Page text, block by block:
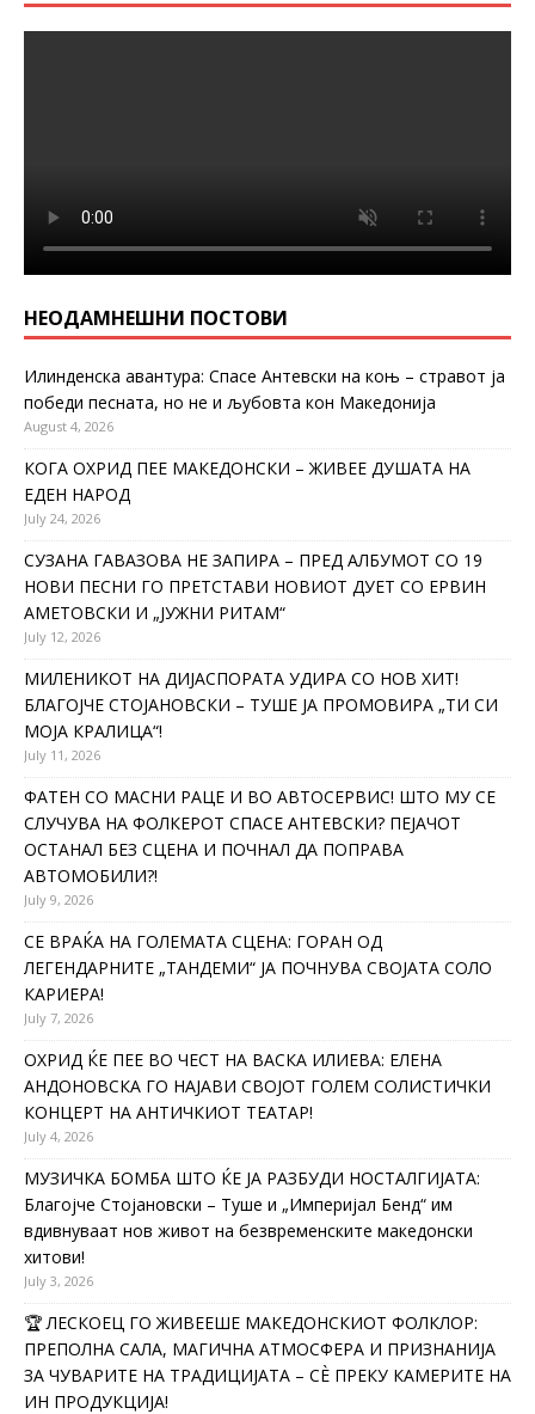
НЕОДАМНЕШНИ ПОСТОВИ
Илинденска авантура: Спасе Антевски на коњ – стравот ја
победи песната, но не и љубовта кон Македонија
August 4, 2026
КОГА ОХРИД ПЕЕ МАКЕДОНСКИ – ЖИВЕЕ ДУШАТА НА
ЕДЕН НАРОД
July 24, 2026
СУЗАНА ГАВАЗОВА НЕ ЗАПИРА – ПРЕД АЛБУМОТ СО 19
НОВИ ПЕСНИ ГО ПРЕТСТАВИ НОВИОТ ДУЕТ СО ЕРВИН
АМЕТОВСКИ И „ЈУЖНИ РИТАМ“
July 12, 2026
МИЛЕНИКОТ НА ДИЈАСПОРАТА УДИРА СО НОВ ХИТ!
БЛАГОЈЧЕ СТОЈАНОВСКИ – ТУШЕ ЈА ПРОМОВИРА „ТИ СИ
МОЈА КРАЛИЦА“!
July 11, 2026
ФАТЕН СО МАСНИ РАЦЕ И ВО АВТОСЕРВИС! ШТО МУ СЕ
СЛУЧУВА НА ФОЛКЕРОТ СПАСЕ АНТЕВСКИ? ПЕЈАЧОТ
ОСТАНАЛ БЕЗ СЦЕНА И ПОЧНАЛ ДА ПОПРАВА
АВТОМОБИЛИ?!
July 9, 2026
СЕ ВРАЌА НА ГОЛЕМАТА СЦЕНА: ГОРАН ОД
ЛЕГЕНДАРНИТЕ „ТАНДЕМИ“ ЈА ПОЧНУВА СВОЈАТА СОЛО
КАРИЕРА!
July 7, 2026
ОХРИД ЌЕ ПЕЕ ВО ЧЕСТ НА ВАСКА ИЛИЕВА: ЕЛЕНА
АНДОНОВСКА ГО НАЈАВИ СВОЈОТ ГОЛЕМ СОЛИСТИЧКИ
КОНЦЕРТ НА АНТИЧКИОТ ТЕАТАР!
July 4, 2026
МУЗИЧКА БОМБА ШТО ЌЕ ЈА РАЗБУДИ НОСТАЛГИЈАТА:
Благојче Стојановски – Туше и „Империјал Бенд“ им
вдивнуваат нов живот на безвременските македонски
хитови!
July 3, 2026
🏆 ЛЕСКОЕЦ ГО ЖИВЕЕШЕ МАКЕДОНСКИОТ ФОЛКЛОР:
ПРЕПОЛНА САЛА, МАГИЧНА АТМОСФЕРА И ПРИЗНАНИЈА
ЗА ЧУВАРИТЕ НА ТРАДИЦИЈАТА – СÈ ПРЕКУ КАМЕРИТЕ НА
ИН ПРОДУКЦИЈА!